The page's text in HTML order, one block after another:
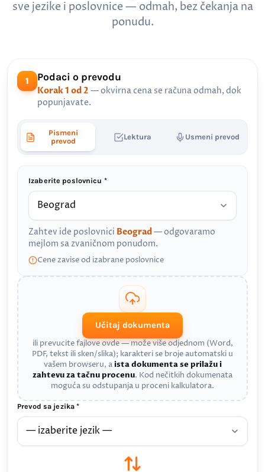
sve jezike i poslovnice — odmah, bez čekanja na
ponudu.
1 Podaci o prevodu
Korak 1 od 2 — okvirna cena se računa odmah, dok
popunjavate.
Pismeni
prevod
Lektura Usmeni prevod
Izaberite poslovnicu *
Zahtev ide poslovnici Beograd— odgovaramo
mejlom sa zvaničnom ponudom.
Cene zavise od izabrane poslovnice
Učitaj dokumenta
ili prevucite fajlove ovde — može više odjednom (Word,
PDF, tekst ili sken/slika); karakteri se broje automatski u
vašem browseru, aista dokumenta se prilažu i
zahtevu za tačnu procenu. Kod nečitkih dokumenata
moguća su odstupanja u proceni kalkulatora.
Prevod sa jezika *